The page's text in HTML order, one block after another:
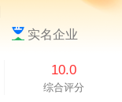
实名企业
10.0
综合评分